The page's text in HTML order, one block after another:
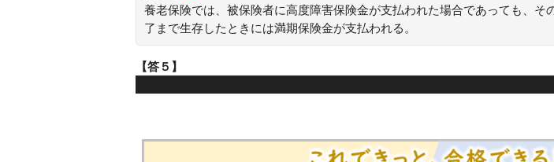
養老保険では、被保険者に高度障害保険金が支払われた場合であっても、そ
了まで生存したときには満期保険金が支払われる。
【答５】